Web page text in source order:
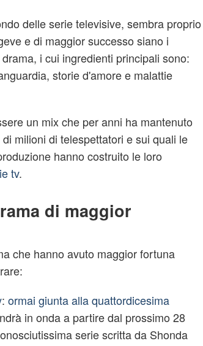
delle serie televisive, sembra proprio
e di maggior successo siano i
, i cui ingredienti principali sono:
storie d'amore e malattie
un mix che per anni ha mantenuto
milioni di telespettatori e sui quali le
hanno costruito le loro
tv.
di maggior
che hanno avuto maggior fortuna
: ormai giunta alla quattordicesima
in onda a partire dal prossimo 28
serie scritta da Shonda